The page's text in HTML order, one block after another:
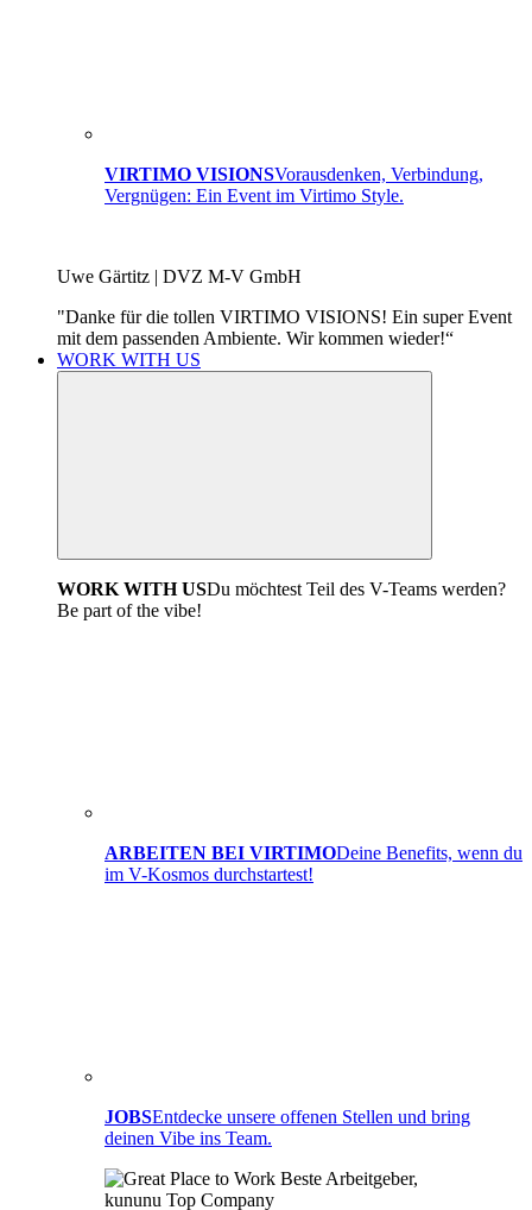
VIRTIMO VISIONSVorausdenken, Verbindung,
Vergnügen: Ein Event im Virtimo Style.
Uwe Gärtitz | DVZ M-V GmbH
"Danke für die tollen VIRTIMO VISIONS! Ein super Event
mit dem passenden Ambiente. Wir kommen wieder!“
WORK WITH US
WORK WITH USDu möchtest Teil des V-Teams werden?
Be part of the vibe!
ARBEITEN BEI VIRTIMODeine Benefits, wenn du
im V-Kosmos durchstartest!
JOBSEntdecke unsere offenen Stellen und bring
deinen Vibe ins Team.